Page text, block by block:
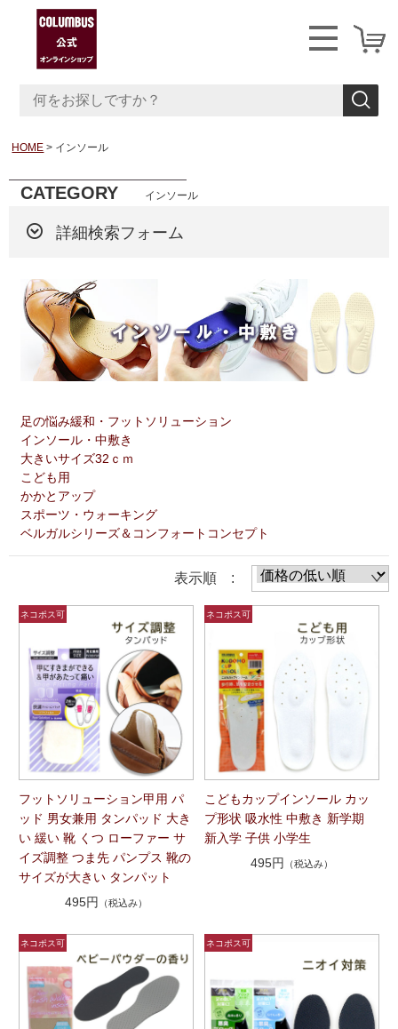
HOME インソール
CATEGORY インソール
詳細検索フォーム
足の悩み緩和・フットソリューション
インソール・中敷き
大きいサイズ32ｃｍ
こども用
かかとアップ
スポーツ・ウォーキング
ベルガルシリーズ＆コンフォートコンセプト
表示順 :
フットソリューション甲用 パ
ッド 男女兼用 タンパッド 大き
い 緩い 靴 くつ ローファー サ
イズ調整 つま先 パンプス 靴の
サイズが大きい タンパット
495円
（税込み）
こどもカップインソール カッ
プ形状 吸水性 中敷き 新学期
新入学 子供 小学生
495円
（税込み）